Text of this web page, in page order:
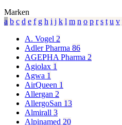
Marken
a b c d e f g h i j k l m n o p r s t u v
A. Vogel 2
Adler Pharma 86
AGEPHA Pharma 2
Agiolax 1
Agwa 1
AirQueen 1
Allergan 2
AllergoSan 13
Almirall 3
Alpinamed 20